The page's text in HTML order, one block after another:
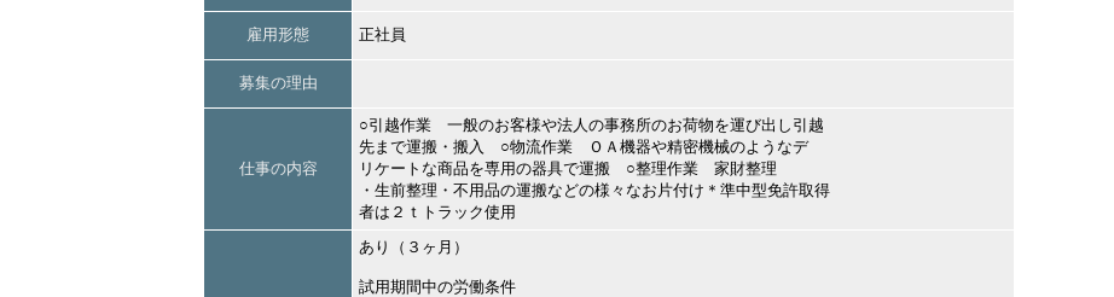
雇用形態 正社員
募集の理由
仕事の内容
○引越作業 一般のお客様や法人の事務所のお荷物を運び出し引越
先まで運搬・搬入 ○物流作業 ＯＡ機器や精密機械のようなデ
リケートな商品を専用の器具で運搬 ○整理作業 家財整理
・生前整理・不用品の運搬などの様々なお片付け＊準中型免許取得
者は２ｔトラック使用
あり（３ヶ月）
試用期間中の労働条件